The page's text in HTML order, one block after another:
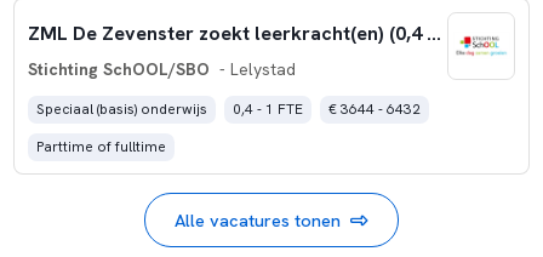
ZML De Zevenster zoekt leerkracht(en) (0,4 – 1,0 fte)
Stichting SchOOL/SBO - Lelystad
Speciaal (basis) onderwijs 0,4 - 1 FTE
€ 3644 - 6432
Parttime of fulltime
Alle vacatures tonen